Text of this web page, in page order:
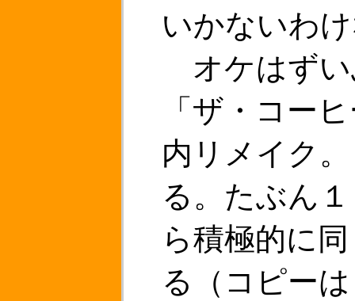
いかないわ
オケはずい
「ザ・コー
内リメイク
る。たぶん
ら積極的に
る（コピー